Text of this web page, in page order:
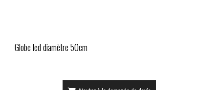
Globe led diamètre 50cm